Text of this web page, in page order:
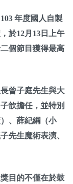
年度國人自製
於12月13日上午
個節目獲得最高
曾子庭先生與大
歆擔任，並特別
、薛紀綱（小
先生魔術表演、
目的不僅在於鼓